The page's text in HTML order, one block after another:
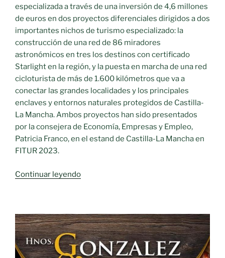
especializada a través de una inversión de 4,6 millones
de euros en dos proyectos diferenciales dirigidos a dos
importantes nichos de turismo especializado: la
construcción de una red de 86 miradores
astronómicos en tres los destinos con certificado
Starlight en la región, y la puesta en marcha de una red
cicloturista de más de 1.600 kilómetros que va a
conectar las grandes localidades y los principales
enclaves y entornos naturales protegidos de Castilla-
La Mancha. Ambos proyectos han sido presentados
por la consejera de Economía, Empresas y Empleo,
Patricia Franco, en el estand de Castilla-La Mancha en
FITUR 2023.
Continuar leyendo«Castilla-
su
oferta
de